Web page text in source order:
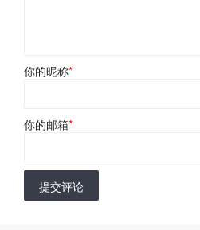
你的昵称*
你的邮箱*
提交评论